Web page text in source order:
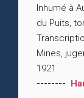
Inhumé à
du Puits,
Mines,
1921
--------